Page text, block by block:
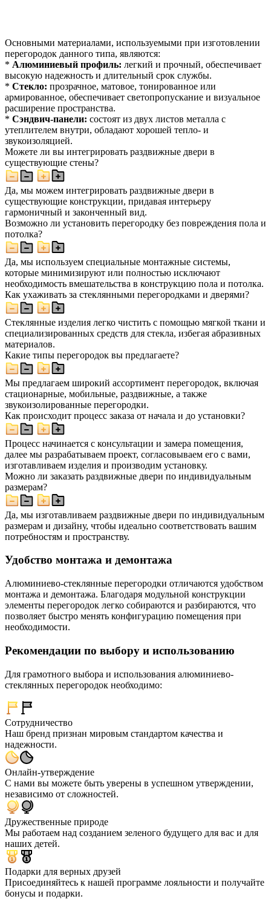
Основными материалами, используемыми при изготовлении
перегородок данного типа, являются:
* Алюминиевый профиль: легкий и прочный, обеспечивает
высокую надежность и длительный срок службы.
* Стекло: прозрачное, матовое, тонированное или
армированное, обеспечивает светопропускание и визуальное
расширение пространства.
* Сэндвич-панели: состоят из двух листов металла с
утеплителем внутри, обладают хорошей тепло- и
звукоизоляцией.
Можете ли вы интегрировать раздвижные двери в
существующие стены?
Да, мы можем интегрировать раздвижные двери в
существующие конструкции, придавая интерьеру
гармоничный и законченный вид.
Возможно ли установить перегородку без повреждения пола и
потолка?
Да, мы используем специальные монтажные системы,
которые минимизируют или полностью исключают
необходимость вмешательства в конструкцию пола и потолка.
Как ухаживать за стеклянными перегородками и дверями?
Стеклянные изделия легко чистить с помощью мягкой ткани и
специализированных средств для стекла, избегая абразивных
материалов.
Какие типы перегородок вы предлагаете?
Мы предлагаем широкий ассортимент перегородок, включая
стационарные, мобильные, раздвижные, а также
звукоизолированные перегородки.
Как происходит процесс заказа от начала и до установки?
Процесс начинается с консультации и замера помещения,
далее мы разрабатываем проект, согласовываем его с вами,
изготавливаем изделия и производим установку.
Можно ли заказать раздвижные двери по индивидуальным
размерам?
Да, мы изготавливаем раздвижные двери по индивидуальным
размерам и дизайну, чтобы идеально соответствовать вашим
потребностям и пространству.
Удобство монтажа и демонтажа
Алюминиево-стеклянные перегородки отличаются удобством
монтажа и демонтажа. Благодаря модульной конструкции
элементы перегородок легко собираются и разбираются, что
позволяет быстро менять конфигурацию помещения при
необходимости.
Рекомендации по выбору и использованию
Для грамотного выбора и использования алюминиево-
стеклянных перегородок необходимо:
Сотрудничество
Наш бренд признан мировым стандартом качества и
надежности.
Онлайн-утверждение
С нами вы можете быть уверены в успешном утверждении,
независимо от сложностей.
Дружественные природе
Мы работаем над созданием зеленого будущего для вас и для
наших детей.
Подарки для верных друзей
Присоединяйтесь к нашей программе лояльности и получайте
бонусы и подарки.